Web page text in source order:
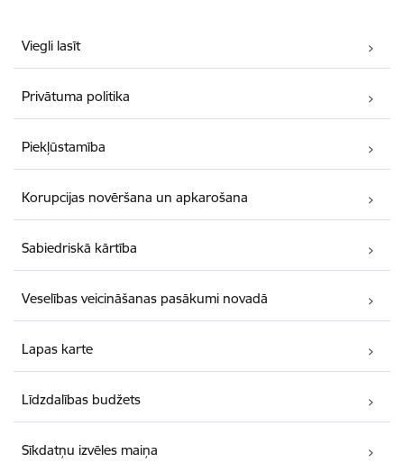
Viegli lasīt
Privātuma politika
Piekļūstamība
Korupcijas novēršana un apkarošana
Sabiedriskā kārtība
Veselības veicināšanas pasākumi novadā
Lapas karte
Līdzdalības budžets
Sīkdatņu izvēles maiņa